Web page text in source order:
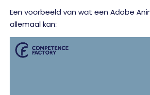
Een voorbeeld van wat een Adobe
allemaal kan: